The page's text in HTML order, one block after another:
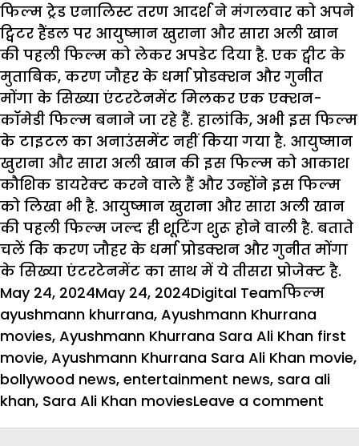
फिल्म ट्रेड एनालिस्ट तरण आदर्श ने मंगलवार को अपने
ट्विटर हैंडल पर आयुष्मान खुराना और सारा अली खान
की पहली फिल्म को लेकर अपडेट दिया है. एक ट्वीट के
मुताबिक, करण जौहर के धर्मा प्रोडक्शन और गुनीत
मोंगा के सिख्या एंटरटेनमेंट मिलकर एक एक्शन-
कॉमेडी फिल्म बनाने जा रहे हैं. हालांकि, अभी इस फिल्म
के टाइटल का अनाउंसमेंट नहीं किया गया है. आयुष्मान
खुराना और सारा अली खान की इस फिल्म को आकाश
कौशिक डायरेक्ट करने वाले हैं और उन्होंने इस फिल्म
को लिखा भी है. आयुष्मान खुराना और सारा अली खान
की पहली फिल्म जल्द ही शूटिंग शुरू होने वाली है. बताते
चलें कि करण जौहर के धर्मा प्रोडक्शन और गुनीत मोंगा
के सिख्या एंटरटेनमेंट का साथ में ये तीसरा प्रोजेक्ट है.
Posted
on
May 24, 2024May 24, 2024Author
Digital Teamफिल्मTags
ayushmann khurrana, Ayushmann Khurrana
movies, Ayushmann Khurrana Sara Ali Khan first
movie, Ayushmann Khurrana Sara Ali Khan movie,
bollywood news, entertainment news, sara ali
khan, Sara Ali Khan moviesLeave a comment